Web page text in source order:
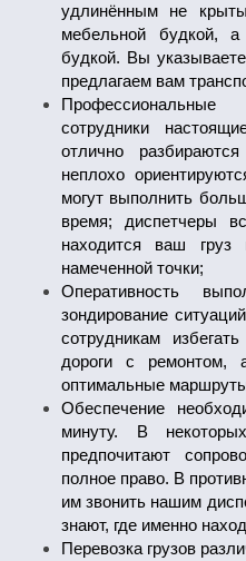
удлинённым не
мебельной будкой,
будкой. Вы
предлагаем вам
сотрудники
отлично
неплохо
могут выполнить
время; диспетчеры
находится ваш
намеченной точки;
Оперативность
зондирование
сотрудникам
дороги с ремонтом,
оптимальные
Обеспечение
минуту. В
предпочитают
полное право. В
им звонить нашим
знают, где именно
Перевозка грузов